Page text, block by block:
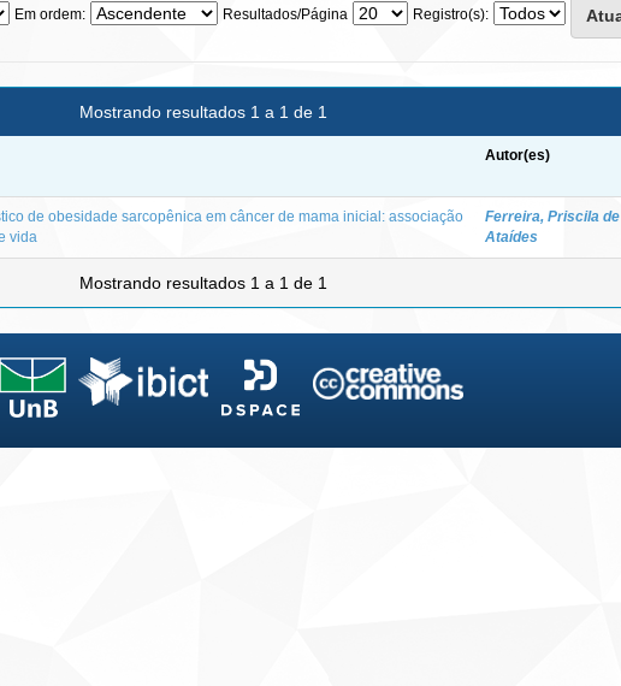
Em ordem: Resultados/Página Registro(s):
Mostrando resultados 1 a 1 de 1
Autor(es)
de obesidade sarcopênica em câncer de mama inicial: associação
vida
Ferreira, Priscila de
Ataídes
Mostrando resultados 1 a 1 de 1